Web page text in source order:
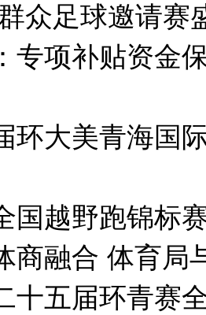
众足球邀请赛
专项补贴资金
环大美青海国
国越野跑锦标
商融合 体育局
十五届环青赛